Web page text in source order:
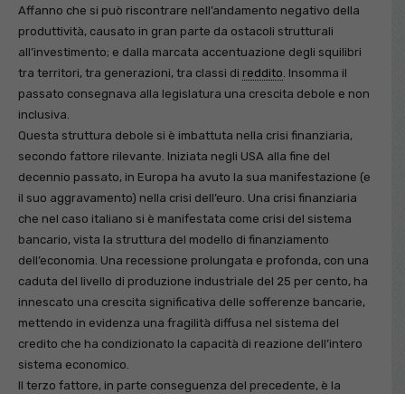
Affanno che si può riscontrare nell’andamento negativo della
produttività, causato in gran parte da ostacoli strutturali
all’investimento; e dalla marcata accentuazione degli squilibri
tra territori, tra generazioni, tra classi di reddito. Insomma il
passato consegnava alla legislatura una crescita debole e non
inclusiva.
Questa struttura debole si è imbattuta nella crisi finanziaria,
secondo fattore rilevante. Iniziata negli USA alla fine del
decennio passato, in Europa ha avuto la sua manifestazione (e
il suo aggravamento) nella crisi dell’euro. Una crisi finanziaria
che nel caso italiano si è manifestata come crisi del sistema
bancario, vista la struttura del modello di finanziamento
dell’economia. Una recessione prolungata e profonda, con una
caduta del livello di produzione industriale del 25 per cento, ha
innescato una crescita significativa delle sofferenze bancarie,
mettendo in evidenza una fragilità diffusa nel sistema del
credito che ha condizionato la capacità di reazione dell’intero
sistema economico.
Il terzo fattore, in parte conseguenza del precedente, è la